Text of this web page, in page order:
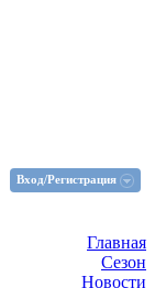
Вход/Регистрация
Главная
Сезон
Новости